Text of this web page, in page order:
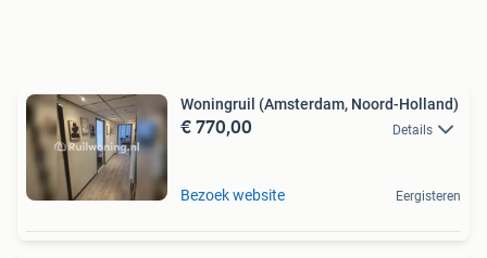
Woningruil (Amsterdam, Noord-Holland)
€ 770,00 Details
Bezoek website Eergisteren